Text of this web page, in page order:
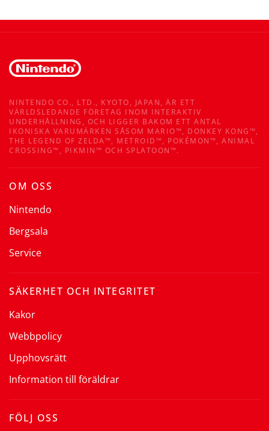
NINTENDO CO., LTD., KYOTO, JAPAN, ÄR ETT
VÄRLDSLEDANDE FÖRETAG INOM INTERAKTIV
UNDERHÅLLNING, OCH LIGGER BAKOM ETT ANTAL
IKONISKA VARUMÄRKEN SÅSOM MARIO™, DONKEY KONG™,
THE LEGEND OF ZELDA™, METROID™, POKÉMON™, ANIMAL
CROSSING™, PIKMIN™ OCH SPLATOON™.
OM OSS
Nintendo
Bergsala
Service
SÄKERHET OCH INTEGRITET
Kakor
Webbpolicy
Upphovsrätt
Information till föräldrar
FÖLJ OSS